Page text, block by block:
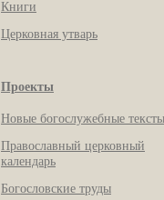
Книги
Церковная утварь
Проекты
Новые богослужебные тексты
Православный церковный
календарь
Богословские труды